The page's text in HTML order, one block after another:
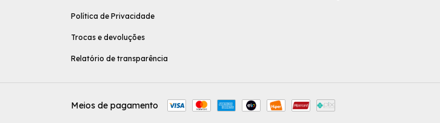
Política de Privacidade
Trocas e devoluções
Relatório de transparência
Meios de pagamento